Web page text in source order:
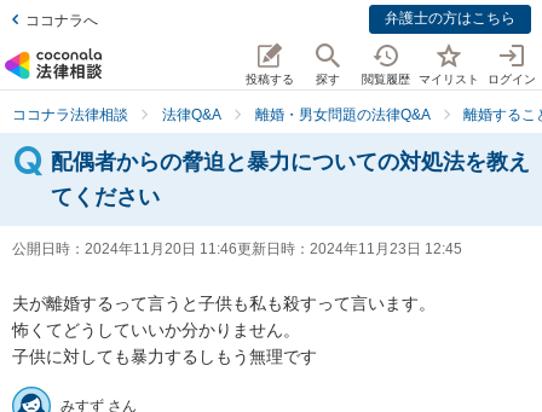
ココナラへ 弁護士の方はこちら
投稿する 探す 閲覧履歴 マイリスト ログイン
ココナラ法律相談 法律Q&A 離婚・男女問題の法律Q&A 離婚するこ
配偶者からの脅迫と暴力についての対処法を教え
てください
公開日時： 2024年11月20日 11:46更新日時： 2024年11月23日 12:45
夫が離婚するって言うと子供も私も殺すって言います。
怖くてどうしていいか分かりません。
子供に対しても暴力するしもう無理です
みすず さん